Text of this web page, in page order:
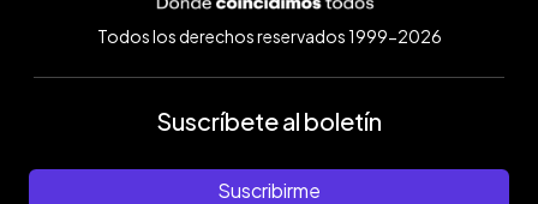
Todos los derechos reservados 1999-2026
Suscríbete al boletín
Suscribirme